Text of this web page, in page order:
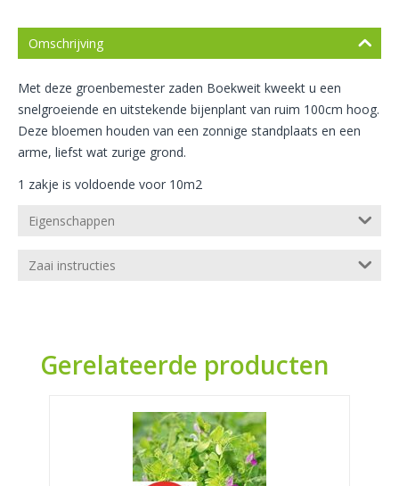
Omschrijving
Met deze groenbemester zaden Boekweit kweekt u een
snelgroeiende en uitstekende bijenplant van ruim 100cm hoog.
Deze bloemen houden van een zonnige standplaats en een
arme, liefst wat zurige grond.
1 zakje is voldoende voor 10m2
Eigenschappen
Zaai instructies
Gerelateerde producten